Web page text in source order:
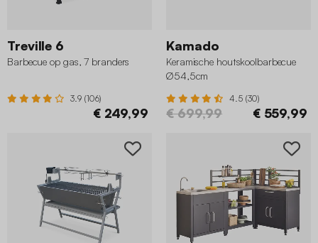
Treville 6
Barbecue op gas, 7 branders
3.9 (106)
€ 249,99
Kamado
Keramische houtskoolbarbecue
Ø54,5cm
4.5 (30)
€ 699,99 € 559,99